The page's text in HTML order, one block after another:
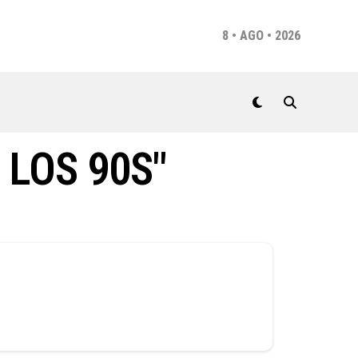
8 • AGO • 2026
90S"